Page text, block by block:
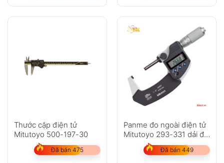
Thước cặp điện tử
Mitutoyo 500-197-30
Đã bán 475
Panme đo ngoài điện tử
Mitutoyo 293-331 dải đo
25-50mm
Đã bán 449